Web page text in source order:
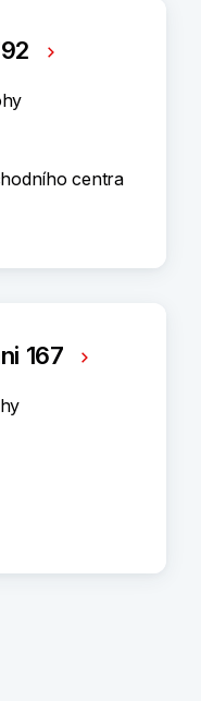
centra
167